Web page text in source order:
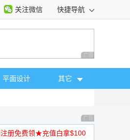
关注微信 快捷导航
广告 商业广告，理
平面设计 其它
广告 商业广告，理
册免费领★充值白拿$100